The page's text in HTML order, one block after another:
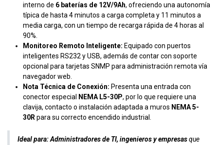
interno de 6 baterías de 12V/9Ah, ofreciendo una autonomía
típica de hasta 4 minutos a carga completa y 11 minutos a
media carga, con un tiempo de recarga rápida de 4 horas al
90%.
Monitoreo Remoto Inteligente: Equipado con puertos
inteligentes RS232 y USB, además de contar con soporte
opcional para tarjetas SNMP para administración remota vía
navegador web.
Nota Técnica de Conexión: Presenta una entrada con
conector especial
NEMA L5-30P, por lo que requiere una
clavija, contacto o instalación adaptada a muros NEMA 5-
30R para su correcto encendido industrial.
Ideal para:Administradores de TI, ingenieros y empresasque